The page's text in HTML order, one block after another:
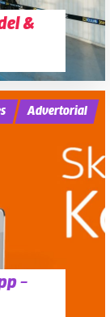
&
–
Advertorial